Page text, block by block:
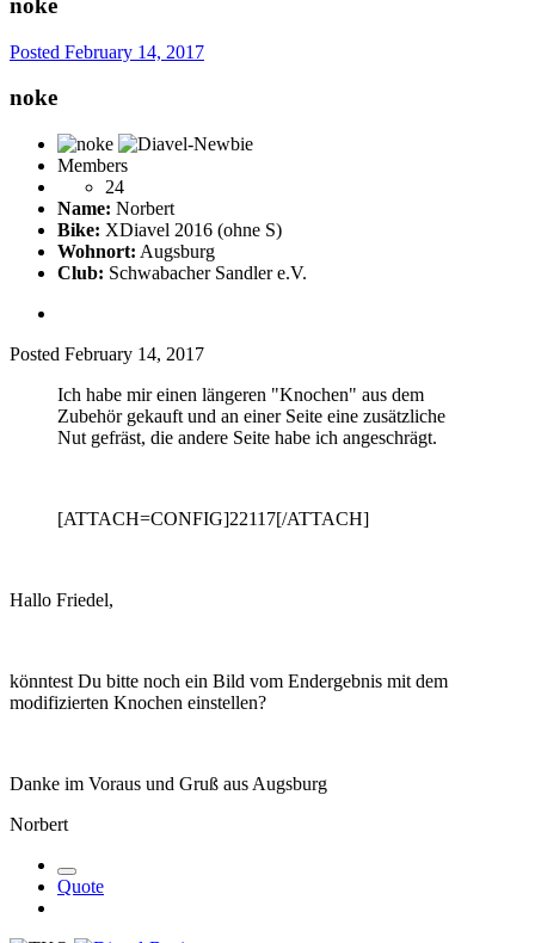
noke
Posted February 14, 2017
noke
Members
24
Name: Norbert
Bike: XDiavel 2016 (ohne S)
Wohnort: Augsburg
Club: Schwabacher Sandler e.V.
Posted February 14, 2017
Ich habe mir einen längeren "Knochen" aus dem
Zubehör gekauft und an einer Seite eine zusätzliche
Nut gefräst, die andere Seite habe ich angeschrägt.
[ATTACH=CONFIG]22117[/ATTACH]
Hallo Friedel,
könntest Du bitte noch ein Bild vom Endergebnis mit dem
modifizierten Knochen einstellen?
Danke im Voraus und Gruß aus Augsburg
Norbert
Quote